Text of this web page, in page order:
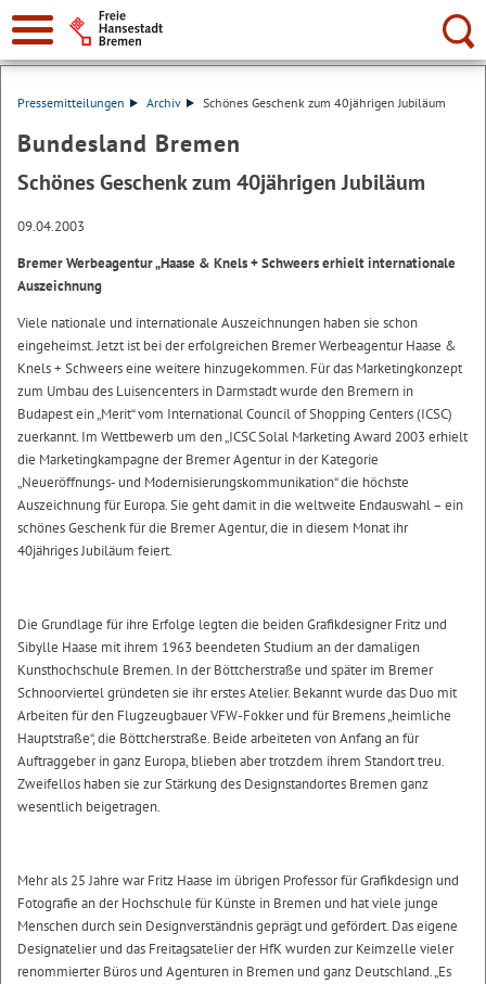
Suche:
Pressemitteilungen Archiv Schönes Geschenk zum 40jährigen Jubiläum
Bundesland Bremen
Schönes Geschenk zum 40jährigen Jubiläum
09.04.2003
Bremer Werbeagentur „Haase & Knels + Schweers erhielt internationale
Auszeichnung
Viele nationale und internationale Auszeichnungen haben sie schon
eingeheimst. Jetzt ist bei der erfolgreichen Bremer Werbeagentur Haase &
Knels + Schweers eine weitere hinzugekommen. Für das Marketingkonzept
zum Umbau des Luisencenters in Darmstadt wurde den Bremern in
Budapest ein „Merit“ vom International Council of Shopping Centers (ICSC)
zuerkannt. Im Wettbewerb um den „ICSC Solal Marketing Award 2003 erhielt
die Marketingkampagne der Bremer Agentur in der Kategorie
„Neueröffnungs- und Modernisierungskommunikation“ die höchste
Auszeichnung für Europa. Sie geht damit in die weltweite Endauswahl – ein
schönes Geschenk für die Bremer Agentur, die in diesem Monat ihr
40jähriges Jubiläum feiert.
Die Grundlage für ihre Erfolge legten die beiden Grafikdesigner Fritz und
Sibylle Haase mit ihrem 1963 beendeten Studium an der damaligen
Kunsthochschule Bremen. In der Böttcherstraße und später im Bremer
Schnoorviertel gründeten sie ihr erstes Atelier. Bekannt wurde das Duo mit
Arbeiten für den Flugzeugbauer VFW-Fokker und für Bremens „heimliche
Hauptstraße“, die Böttcherstraße. Beide arbeiteten von Anfang an für
Auftraggeber in ganz Europa, blieben aber trotzdem ihrem Standort treu.
Zweifellos haben sie zur Stärkung des Designstandortes Bremen ganz
wesentlich beigetragen.
Mehr als 25 Jahre war Fritz Haase im übrigen Professor für Grafikdesign und
Fotografie an der Hochschule für Künste in Bremen und hat viele junge
Menschen durch sein Designverständnis geprägt und gefördert. Das eigene
Designatelier und das Freitagsatelier der HfK wurden zur Keimzelle vieler
renommierter Büros und Agenturen in Bremen und ganz Deutschland. „Es